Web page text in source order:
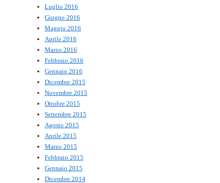
Luglio 2016
Giugno 2016
Maggio 2016
Aprile 2016
Marzo 2016
Febbraio 2016
Gennaio 2016
Dicembre 2015
Novembre 2015
Ottobre 2015
Settembre 2015
Agosto 2015
Aprile 2015
Marzo 2015
Febbraio 2015
Gennaio 2015
Dicembre 2014